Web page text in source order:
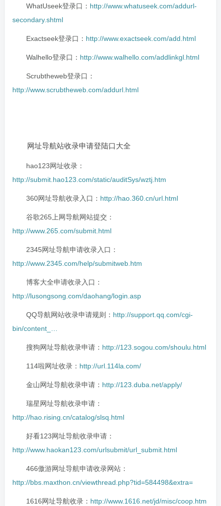
WhatUseek登录口： http://www.whatuseek.com/addurl-
secondary.shtml
Exactseek登录口： http://www.exactseek.com/add.html
Walhello登录口： http://www.walhello.com/addlinkgl.html
Scrubtheweb登录口：
http://www.scrubtheweb.com/addurl.html
网址导航站收录申请登陆口大全
hao123网址收录：
http://submit.hao123.com/static/auditSys/wztj.htm
360网址导航收录入口： http://hao.360.cn/url.html
谷歌265上网导航网站提交：
http://www.265.com/submit.html
2345网址导航申请收录入口：
http://www.2345.com/help/submitweb.htm
博客大全申请收录入口：
http://lusongsong.com/daohang/login.asp
QQ导航网站收录申请规则： http://support.qq.com/cgi-
bin/content_…
搜狗网址导航收录申请： http://123.sogou.com/shoulu.html
114啦网址收录： http://url.114la.com/
金山网址导航收录申请： http://123.duba.net/apply/
瑞星网址导航收录申请：
http://hao.rising.cn/catalog/slsq.html
好看123网址导航收录申请：
http://www.haokan123.com/urlsubmit/url_submit.html
466傲游网址导航申请收录网站：
http://bbs.maxthon.cn/viewthread.php?tid=584498&extra=
1616网址导航收录： http://www.1616.net/jd/misc/coop.htm